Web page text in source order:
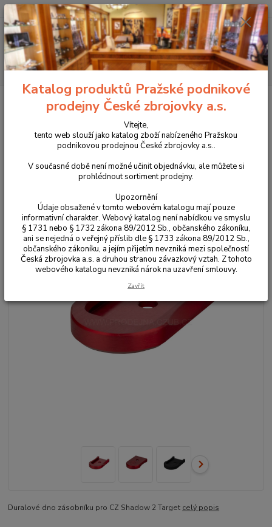
Menu
Hledat
+420 225 375 800
Příslušenství, doplňky a náhradní díly Pro pistole
dna a naváděče zásobníku
Duralové dno zásobníku pro CZ Shadow 2 Target
Duralové dno zásobníku pro CZ
Shadow 2 Target
Duralové dno zásobníku pro CZ Shadow 2 Target celý popis
Katalog produktů Pražské podnikové
prodejny České zbrojovky a.s.
Vítejte,
tento web slouží jako katalog zboží nabízeného Pražskou
podnikovou prodejnou České zbrojovky a.s..
V současné době není možné učinit objednávku, ale můžete si
prohlédnout sortiment prodejny.
Upozornění
Údaje obsažené v tomto webovém katalogu mají pouze
informativní charakter. Webový katalog není nabídkou ve smyslu
§ 1731 nebo § 1732 zákona 89/2012 Sb., občanského zákoníku,
ani se nejedná o veřejný příslib dle § 1733 zákona 89/2012 Sb.,
občanského zákoníku, a jejím přijetím nevzniká mezi společností
Česká zbrojovka a.s. a druhou stranou závazkový vztah. Z tohoto
webového katalogu nevzniká nárok na uzavření smlouvy.
Zavřít